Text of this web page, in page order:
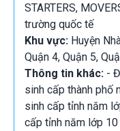
STARTERS,
trường quốc tế
Khu vực: Huyện
Quận 4, Quận 5,
Thông tin khác: -
sinh cấp thành phố
sinh cấp tỉnh năm
cấp tỉnh năm lớp